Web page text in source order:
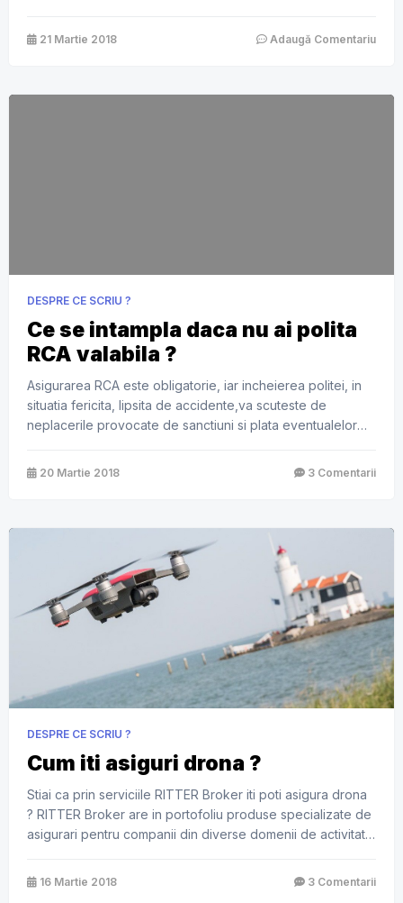
consumatorii de asigurari au la randul lor un rol important in
prevenirea sau descoperirea la timp a unor asemenea
21 Martie 2018 Adaugă Comentariu
DESPRE CE SCRIU ?
Ce se intampla daca nu ai polita
RCA valabila ?
Asigurarea RCA este obligatorie, iar incheierea politei, in
situatia fericita, lipsita de accidente,va scuteste de
neplacerile provocate de sanctiuni si plata eventualelor
sau inregistrat in Romania si daca nu incheiati asigurarea
20 Martie 2018 3 Comentarii
DESPRE CE SCRIU ?
Cum iti asiguri drona ?
Stiai ca prin serviciile RITTER Broker iti poti asigura drona
? RITTER Broker are in portofoliu produse specializate de
asigurari pentru companii din diverse domenii de activitate.
Romania � o asigurare de aviatie customizata specific
16 Martie 2018 3 Comentarii